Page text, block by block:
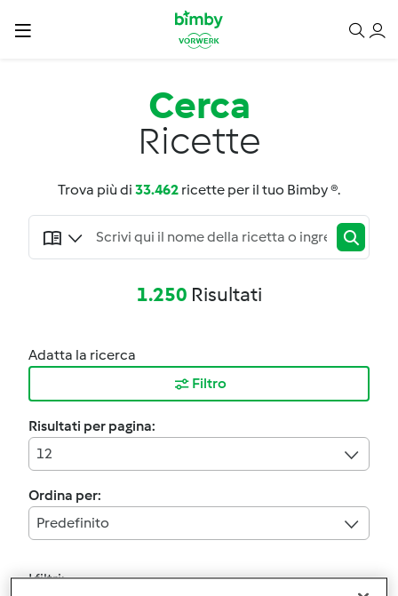
Cerca
Ricette
Trova più di 33.462 ricette per il tuo Bimby ®.
1.250 Risultati
Adatta la ricerca
Filtro
Risultati per pagina:
12
Ordina per:
Predefinito
I filtri: